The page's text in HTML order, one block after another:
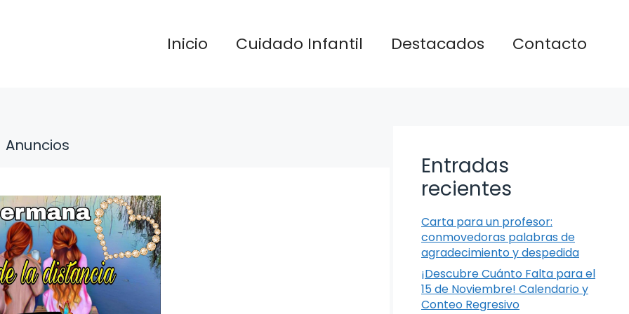
Inicio Cuidado Infantil Destacados Contacto
Anuncios
Entradas
recientes
Carta para un profesor:
conmovedoras palabras de
agradecimiento y despedida
¡Descubre Cuánto Falta para el
15 de Noviembre! Calendario y
Conteo Regresivo